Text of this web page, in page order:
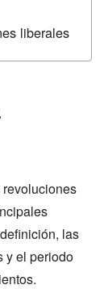
liberales
las
y el periodo